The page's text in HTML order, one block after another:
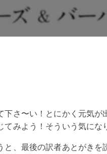
下さ〜い！とにかく元気が
てみよう！そういう気にな
と、最後の訳者あとがき